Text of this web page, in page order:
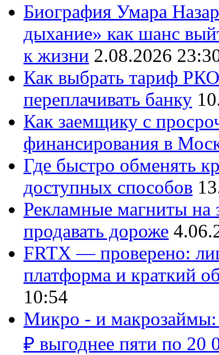
Биография Умара
дыхание» как шанс
к жизни 2.08.2026
Как выбрать тариф
переплачивать банку
Как заемщику с
финансирования в
Где быстро обменять
доступных способов
Рекламные магниты на
продавать дороже
FRTX — проверено:
платформа и краткий
10:54
Микро - и макрозаймы:
₽ выгоднее пяти по 20